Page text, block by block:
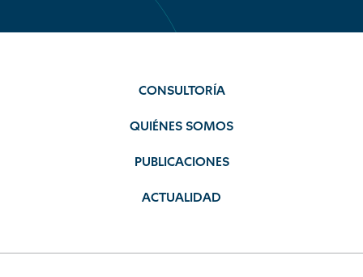
CONSULTORÍA
QUIÉNES SOMOS
PUBLICACIONES
ACTUALIDAD